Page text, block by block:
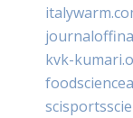
kvk-